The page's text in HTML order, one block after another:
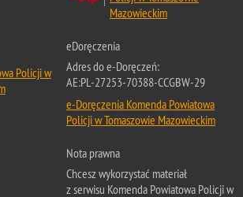
Mazowieckim
Policji w
eDoręczenia
Adres do e-Doręczeń:
AE:PL-27253-70388-CCGBW-29
e-Doręczenia Komenda Powiatowa
Policji w Tomaszowie Mazowieckim
Nota prawna
Chcesz wykorzystać materiał
z serwisu Komenda Powiatowa Policji w